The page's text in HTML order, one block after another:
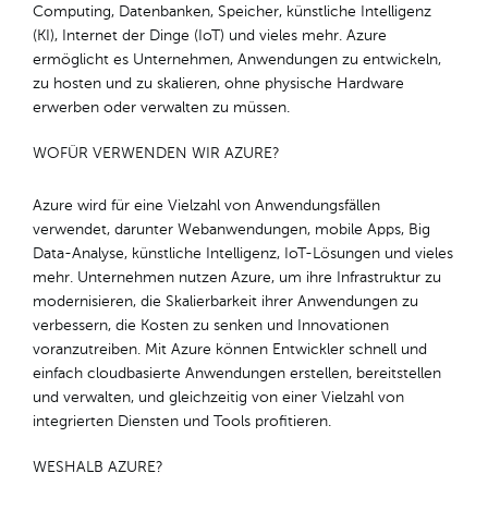
Computing, Datenbanken, Speicher, künstliche Intelligenz
(KI), Internet der Dinge (IoT) und vieles mehr. Azure
ermöglicht es Unternehmen, Anwendungen zu entwickeln,
zu hosten und zu skalieren, ohne physische Hardware
erwerben oder verwalten zu müssen.
WOFÜR VERWENDEN WIR AZURE?
Azure wird für eine Vielzahl von Anwendungsfällen
verwendet, darunter Webanwendungen, mobile Apps, Big
Data-Analyse, künstliche Intelligenz, IoT-Lösungen und vieles
mehr. Unternehmen nutzen Azure, um ihre Infrastruktur zu
modernisieren, die Skalierbarkeit ihrer Anwendungen zu
verbessern, die Kosten zu senken und Innovationen
voranzutreiben. Mit Azure können Entwickler schnell und
einfach cloudbasierte Anwendungen erstellen, bereitstellen
und verwalten, und gleichzeitig von einer Vielzahl von
integrierten Diensten und Tools profitieren.
WESHALB AZURE?